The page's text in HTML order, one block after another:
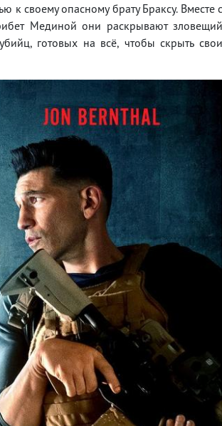
своему опасному брату Браксу. Вместе с
Мединой они раскрывают зловещий
готовых на всё, чтобы скрыть свои